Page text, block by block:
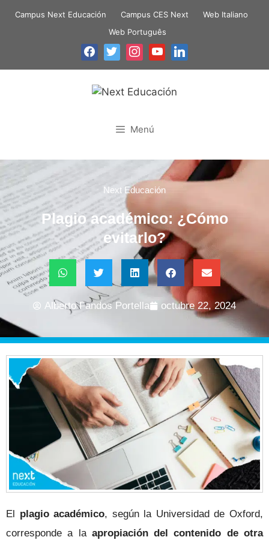
Campus Next Educación Campus CES Next
Web Italiano
Web Português
Menú
Next Educación
Plagio académico: ¿Cómo
evitarlo?
Alberto Fandos Portella octubre 22, 2024
El plagio académico, según la Universidad de Oxford,
corresponde a la apropiación del contenido de otra